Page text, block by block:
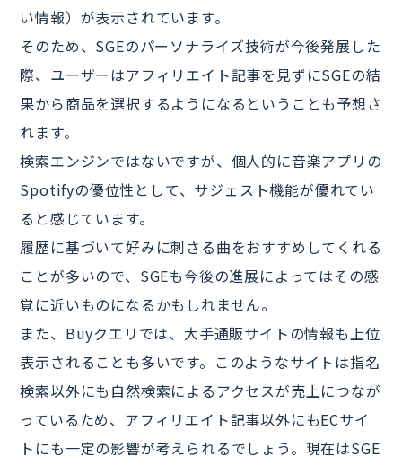
い情報）が表示されています。
そのため、SGEのパーソナライズ技術が今後発展した
際、ユーザーはアフィリエイト記事を見ずにSGEの結
果から商品を選択するようになるということも予想さ
れます。
検索エンジンではないですが、個人的に音楽アプリの
Spotifyの優位性として、サジェスト機能が優れてい
ると感じています。
履歴に基づいて好みに刺さる曲をおすすめしてくれる
ことが多いので、SGEも今後の進展によってはその感
覚に近いものになるかもしれません。
また、Buyクエリでは、大手通販サイトの情報も上位
表示されることも多いです。このようなサイトは指名
検索以外にも自然検索によるアクセスが売上につなが
っているため、アフィリエイト記事以外にもECサイ
トにも一定の影響が考えられるでしょう。現在はSGE